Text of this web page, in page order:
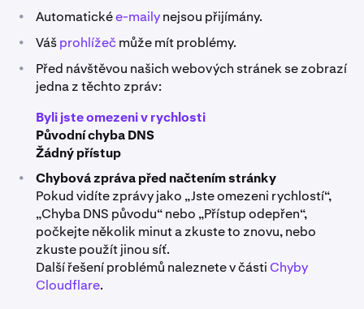
• Automatickée-mailynejsou přijímány.
• Vášprohlížečmůže mít problémy.
•
Před návštěvou našich webových stránek se zobrazí
jedna z těchto zpráv:
Byli jste omezeni v rychlosti
Původní chyba DNS
Žádný přístup
•
Chybová zpráva před načtením stránky
Pokud vidíte zprávy jako „Jste omezeni rychlostí“,
„Chyba DNS původu“ nebo „Přístup odepřen“,
počkejte několik minut a zkuste to znovu, nebo
zkuste použít jinou síť.
Další řešení problémů naleznete v části Chyby
Cloudflare.